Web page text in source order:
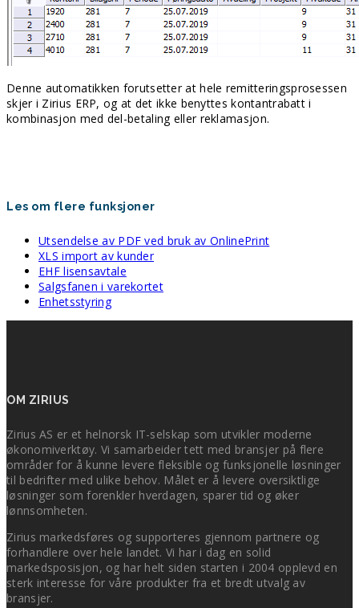
Denne automatikken forutsetter at hele remitteringsprosessen
skjer i Zirius ERP, og at det ikke benyttes kontantrabatt i
kombinasjon med del-betaling eller reklamasjon.
Les om flere funksjoner
Utsendelse av PDF ved bruk av OnlinePrint
XLS import av kunder
EHF lisensavtale
Salgsfanen i varekortet
Enhetsstyring
OM ZIRIUS
Zirius AS er et helnorsk IT-selskap som utvikler moderne
økonomiverktøy. Vi samarbeider tett med bransjer på flere
områder for å kunne levere fleksible og funksjonelle løsninger
til bedrifter med ulike behov. Målet er å levere oversiktlige
løsninger som forenkler hverdagen, sparer tid og øker
lønnsomheten.
Zirius markedsføres og supporteres gjennom partnere og
forhandlere over hele landet. Vi har i dag en solid
markedsposisjon, og har helt siden starten i 2004 opplevd en
sterk interesse for våre produkter fra et bredt utvalg av
bransjer.